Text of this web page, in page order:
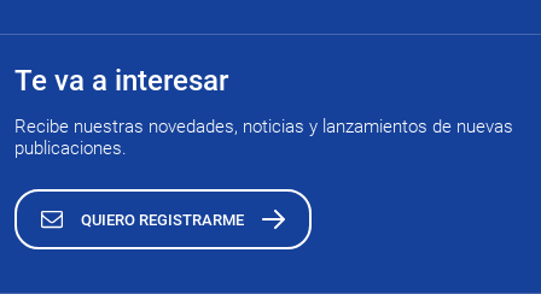
Te va a interesar
Recibe nuestras novedades, noticias y lanzamientos de nuevas
publicaciones.
QUIERO REGISTRARME